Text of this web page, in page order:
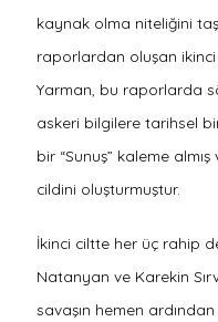
kaynak olma niteliğini
raporlardan oluşan ikinci
Yarman, bu raporlarda
askeri bilgilere tarihsel
bir “Sunuş” kaleme
cildini oluşturmuştur.
İkinci ciltte her üç rahip
Natanyan ve Karekin
savaşın hemen